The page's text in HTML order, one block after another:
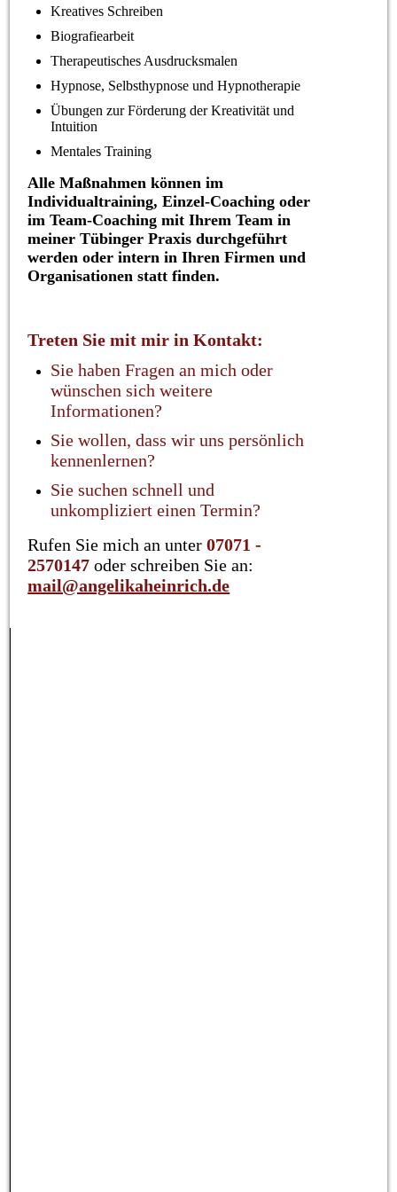
Kreatives Schreiben
Biografiearbeit
Therapeutisches Ausdrucksmalen
Hypnose, Selbsthypnose und Hypnotherapie
Übungen zur Förderung der Kreativität und
Intuition
Mentales Training
Alle Maßnahmen können im
Individualtraining, Einzel-Coaching oder
im Team-Coaching mit Ihrem Team in
meiner Tübinger Praxis durchgeführt
werden oder intern in Ihren Firmen und
Organisationen statt finden.
Treten Sie mit mir in Kontakt:
Sie haben Fragen an mich oder
wünschen sich weitere
Informationen?
Sie wollen, dass wir uns persönlich
kennenlernen?
Sie suchen schnell und
unkompliziert einen Termin?
Rufen Sie mich an unter07071 -
2570147 oder schreiben Sie an:
mail@angelikaheinrich.de